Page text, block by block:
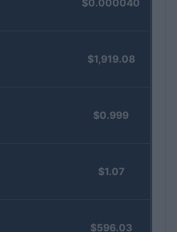
$1,919.08
$0.999
$1.07
$596.03